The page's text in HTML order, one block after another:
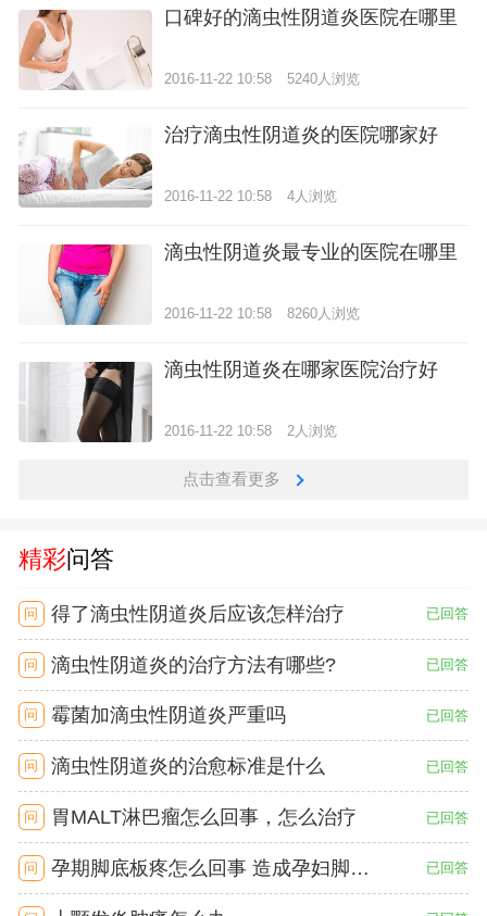
口碑好的滴虫性阴道炎医院在哪里
2016-11-22 10:58 5240人浏览
治疗滴虫性阴道炎的医院哪家好
2016-11-22 10:58 4人浏览
滴虫性阴道炎最专业的医院在哪里
2016-11-22 10:58 8260人浏览
滴虫性阴道炎在哪家医院治疗好
2016-11-22 10:58 2人浏览
点击查看更多
精彩问答
问 得了滴虫性阴道炎后应该怎样治疗 已回答
问 滴虫性阴道炎的治疗方法有哪些? 已回答
问 霉菌加滴虫性阴道炎严重吗 已回答
问 滴虫性阴道炎的治愈标准是什么 已回答
问 胃MALT淋巴瘤怎么回事，怎么治疗 已回答
问 孕期脚底板疼怎么回事 造成孕妇脚底板疼的原因 已回答